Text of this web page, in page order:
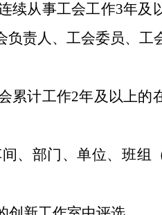
续从事工会工作3年及
责人、工会委员、工
累计工作2年及以上的
、部门、单位、班组